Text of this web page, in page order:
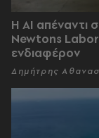
Η AI απέναντι
Newtons
ενδιαφέρον
Δημήτρης